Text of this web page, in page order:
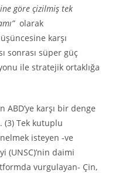
göre çizilmiş tek
olarak
karşı
sonrası süper güç
ile stratejik ortaklığa
karşı bir denge
(3) Tek kutuplu
isteyen -ve
(UNSC)’nin daimi
vurgulayan- Çin,